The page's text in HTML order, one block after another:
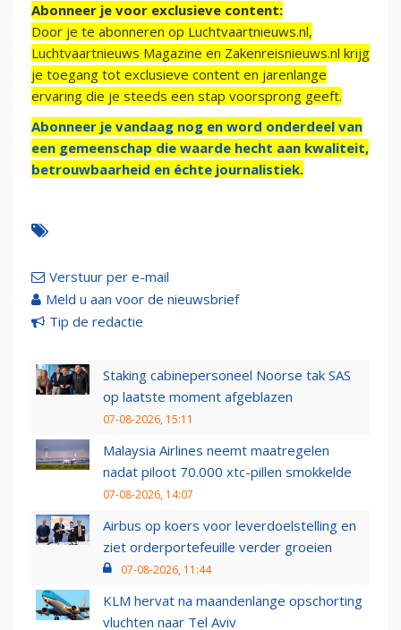
Abonneer je voor exclusieve content:
Door je te abonneren op Luchtvaartnieuws.nl,
Luchtvaartnieuws Magazine en Zakenreisnieuws.nl krijg
je toegang tot exclusieve content en jarenlange
ervaring die je steeds een stap voorsprong geeft.
Abonneer je vandaag nog en word onderdeel van
een gemeenschap die waarde hecht aan kwaliteit,
betrouwbaarheid en échte journalistiek.
Verstuur per e-mail
Meld u aan voor de nieuwsbrief
Tip de redactie
Staking cabinepersoneel Noorse tak SAS
op laatste moment afgeblazen
07-08-2026, 15:11
Malaysia Airlines neemt maatregelen
nadat piloot 70.000 xtc-pillen smokkelde
07-08-2026, 14:07
Airbus op koers voor leverdoelstelling en
ziet orderportefeuille verder groeien
07-08-2026, 11:44
KLM hervat na maandenlange opschorting
vluchten naar Tel Aviv